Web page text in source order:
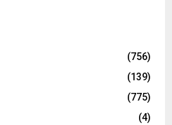
(756)
(139)
(775)
(4)